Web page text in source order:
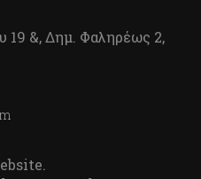
19 &, Δημ. Φαληρέως 2,